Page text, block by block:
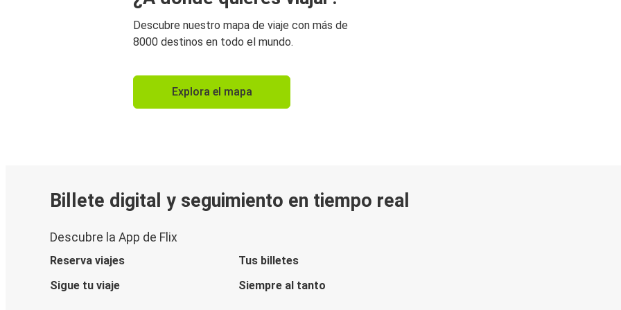
Descubre nuestro mapa de viaje con más de
8000 destinos en todo el mundo.
Explora el mapa
Billete digital y seguimiento en tiempo real
Descubre la App de Flix
Reserva viajes
Tus billetes
Sigue tu viaje
Siempre al tanto